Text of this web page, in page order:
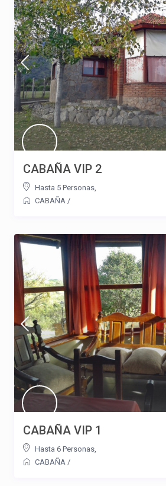
CABAÑA VIP 2
Hasta 5 Personas,
CABAÑA /
CABAÑA VIP 1
Hasta 6 Personas,
CABAÑA /